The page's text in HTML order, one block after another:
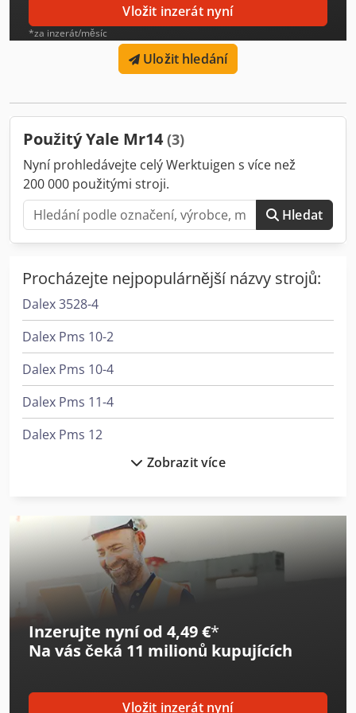
Vložit inzerát nyní
*za inzerát/měsíc
Uložit hledání
Použitý Yale Mr14 (3)
Nyní prohledávejte celý Werktuigen s více než
200 000 použitými stroji.
Hledat
Procházejte nejpopulárnější názvy strojů:
Dalex 3528-4
Dalex Pms 10-2
Dalex Pms 10-4
Dalex Pms 11-4
Dalex Pms 12
Manitou M 30-4
Still Mx-X
Yale Erp
Yale Erp 15Vc
Zobrazit více
Inzerujte nyní od 4,49 €*
Na vás čeká 11 milionů kupujících
Vložit inzerát nyní